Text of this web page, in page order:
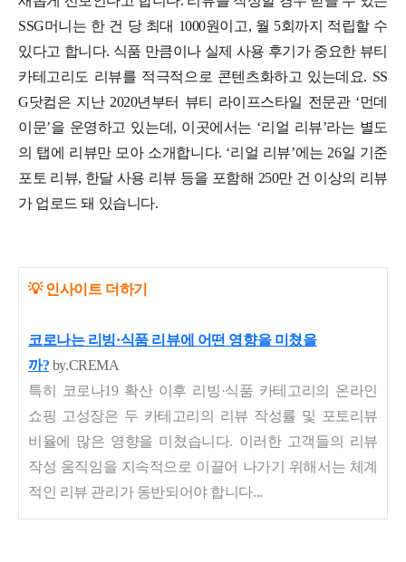
SSG머니는 한 건 당 최대 1000원이고, 월 5회까지 적립할 수
있다고 합니다. 식품 만큼이나 실제 사용 후기가 중요한 뷰티
카테고리도 리뷰를 적극적으로 콘텐츠화하고 있는데요. SS
G닷컴은 지난 2020년부터 뷰티 라이프스타일 전문관 ‘먼데
이문’을 운영하고 있는데, 이곳에서는 ‘리얼 리뷰’라는 별도
의 탭에 리뷰만 모아 소개합니다. ‘리얼 리뷰’에는 26일 기준
포토 리뷰, 한달 사용 리뷰 등을 포함해 250만 건 이상의 리뷰
가 업로드 돼 있습니다.
💡 인사이트 더하기
코로나는 리빙·식품 리뷰에 어떤 영향을 미쳤을
까? by.CREMA
특히 코로나19 확산 이후 리빙·식품 카테고리의 온라인
쇼핑 고성장은 두 카테고리의 리뷰 작성률 및 포토리뷰
비율에 많은 영향을 미쳤습니다. 이러한 고객들의 리뷰
작성 움직임을 지속적으로 이끌어 나가기 위해서는 체계
적인 리뷰 관리가 동반되어야 합니다...